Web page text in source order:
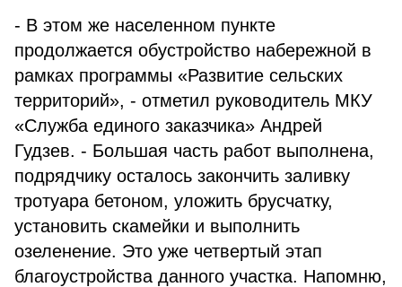
- В этом же населенном пункте
продолжается обустройство набережной в
рамках программы «Развитие сельских
территорий», - отметил руководитель МКУ
«Служба единого заказчика» Андрей
Гудзев. - Большая часть работ выполнена,
подрядчику осталось закончить заливку
тротуара бетоном, уложить брусчатку,
установить скамейки и выполнить
озеленение. Это уже четвертый этап
благоустройства данного участка. Напомню,